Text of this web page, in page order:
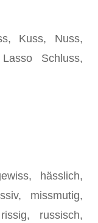
Kuss, Nuss,
Schluss,
hässlich,
missmutig,
russisch,